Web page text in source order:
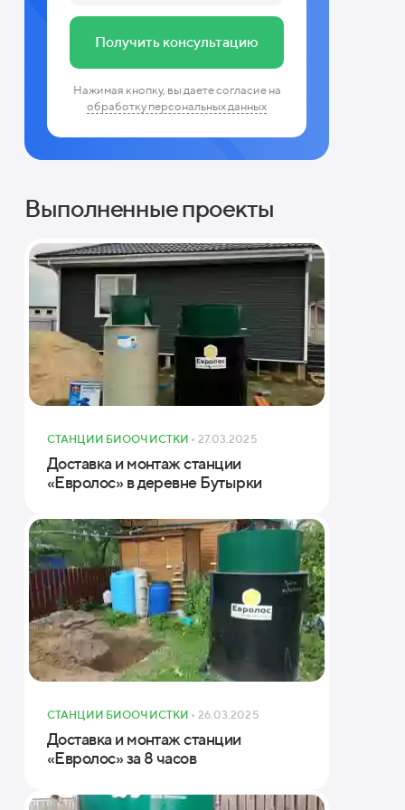
Получить консультацию
Нажимая кнопку, вы даете согласие на
обработку персональных данных
Выполненные проекты
СТАНЦИИ БИООЧИСТКИ • 27.03.2025
Доставка и монтаж станции
«Евролос» в деревне Бутырки
СТАНЦИИ БИООЧИСТКИ • 26.03.2025
Доставка и монтаж станции
«Евролос» за 8 часов